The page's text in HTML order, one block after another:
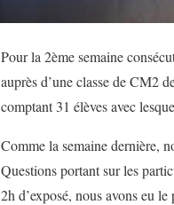
Pour la 2ème semaine
auprès d’une classe de CM2
comptant 31 élèves avec
Comme la semaine dernière,
Questions portant sur les
2h d’exposé, nous avons eu